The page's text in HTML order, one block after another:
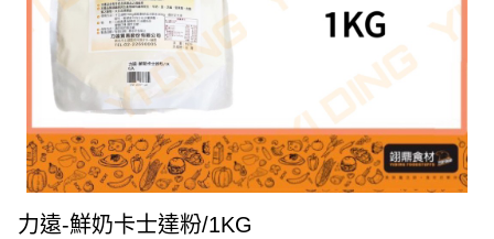
力遠-鮮奶卡士達粉/1KG